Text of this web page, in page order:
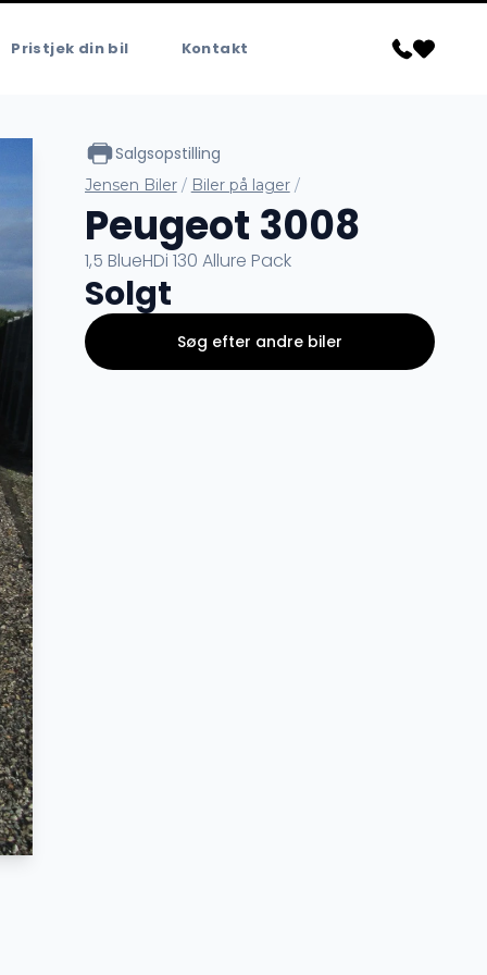
Pristjek din bil Kontakt
Salgsopstilling
Jensen Biler / Biler på lager /
Peugeot 3008
1,5 BlueHDi 130 Allure Pack
Solgt
Søg efter andre biler